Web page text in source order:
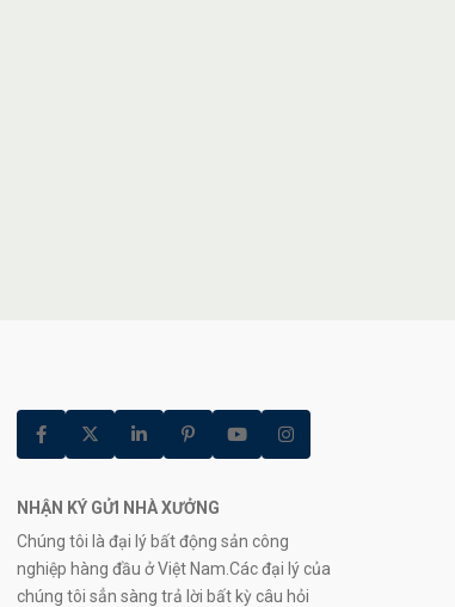
NHẬN KÝ GỬI NHÀ XƯỞNG
Chúng tôi là đại lý bất động sản công
nghiệp hàng đầu ở Việt Nam.Các đại lý của
chúng tôi sẳn sàng trả lời bất kỳ câu hỏi